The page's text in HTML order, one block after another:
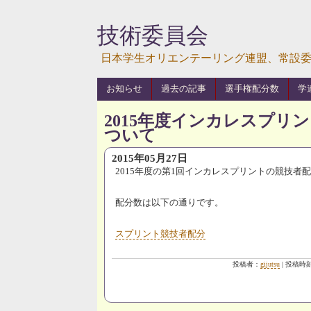
技術委員会
日本学生オリエンテーリング連盟、常設
お知らせ 過去の記事 選手権配分数 学
2015年度インカレスプリ
ついて
2015年05月27日
2015年度の第1回インカレスプリントの競技者
配分数は以下の通りです。
スプリント競技者配分
投稿者： gijutsu | 投稿時